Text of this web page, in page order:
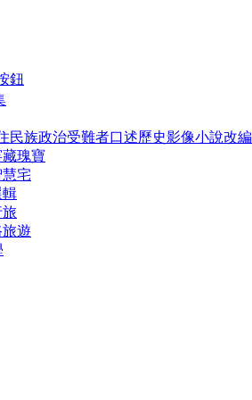
民族政治受難者口述歷史影像小說改
瑰寶
宅
輯
遊